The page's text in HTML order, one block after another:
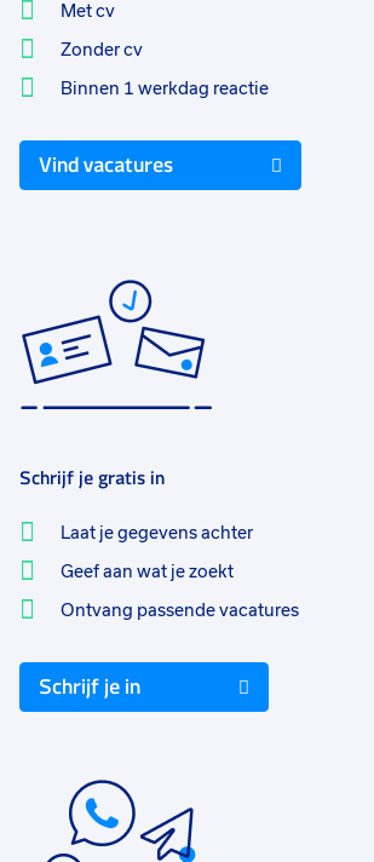
Met cv
Zonder cv
Binnen 1 werkdag reactie
Vind vacatures
Schrijf je gratis in
Laat je gegevens achter
Geef aan wat je zoekt
Ontvang passende vacatures
Schrijf je in